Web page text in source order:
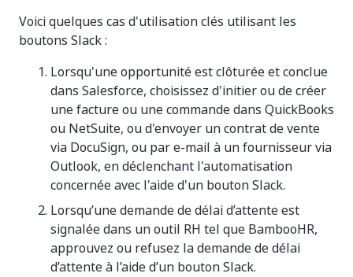
Voici quelques cas d'utilisation clés utilisant les
boutons Slack :
Lorsqu'une opportunité est clôturée et conclue
dans Salesforce, choisissez d'initier ou de créer
une facture ou une commande dans QuickBooks
ou NetSuite, ou d'envoyer un contrat de vente
via DocuSign, ou par e-mail à un fournisseur via
Outlook, en déclenchant l'automatisation
concernée avec l'aide d'un bouton Slack.
Lorsqu’une demande de délai d’attente est
signalée dans un outil RH tel que BambooHR,
approuvez ou refusez la demande de délai
d’attente à l’aide d’un bouton Slack.